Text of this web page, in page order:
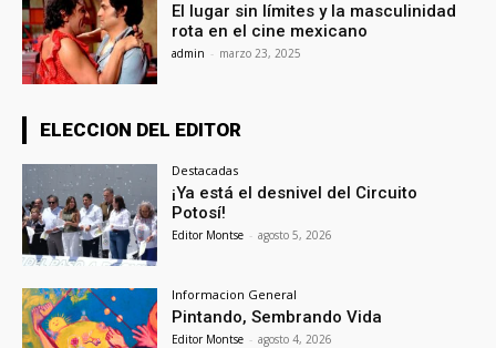
El lugar sin límites y la masculinidad
rota en el cine mexicano
admin - marzo 23, 2025
ELECCION DEL EDITOR
Destacadas
¡Ya está el desnivel del Circuito
Potosí!
Editor Montse - agosto 5, 2026
Informacion General
Pintando, Sembrando Vida
Editor Montse - agosto 4, 2026